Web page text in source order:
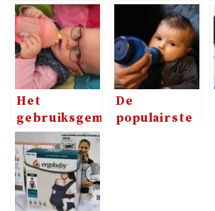
Het
gebruiksgemak
van de fles
en beker van
Herobility
De
populairste